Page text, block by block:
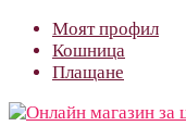
Моят профил
Кошница
Плащане